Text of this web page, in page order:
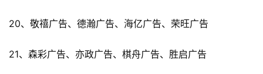
20、敬禧广告、德瀚广告、海亿广告、荣旺广告
21、森彩广告、亦政广告、棋舟广告、胜启广告